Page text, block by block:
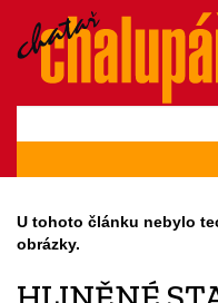
U tohoto článku nebylo
obrázky.